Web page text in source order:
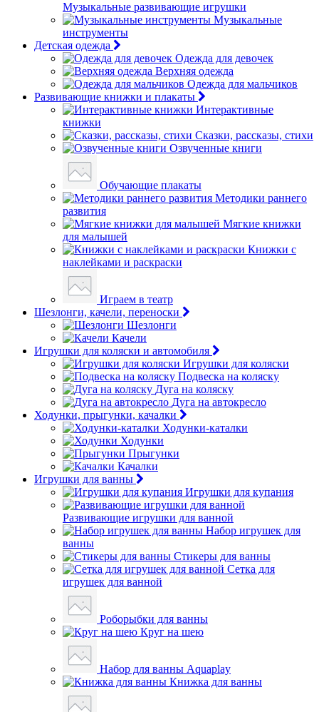
Музыкальные развивающие игрушки
Музыкальные
инструменты
Детская одежда
Одежда для девочек
Верхняя одежда
Одежда для мальчиков
Развивающие книжки и плакаты
Интерактивные
книжки
Сказки, рассказы, стихи
Озвученные книги
Обучающие плакаты
Методики раннего
развития
Мягкие книжки
для малышей
Книжки с
наклейками и раскраски
Играем в театр
Шезлонги, качели, переноски
Шезлонги
Качели
Игрушки для коляски и автомобиля
Игрушки для коляски
Подвеска на коляску
Дуга на коляску
Дуга на автокресло
Ходунки, прыгунки, качалки
Ходунки-каталки
Ходунки
Прыгунки
Качалки
Игрушки для ванны
Игрушки для купания
Развивающие игрушки для ванной
Набор игрушек для
ванны
Стикеры для ванны
Сетка для
игрушек для ванной
Роборыбки для ванны
Круг на шею
Набор для ванны Aquaplay
Книжка для ванны